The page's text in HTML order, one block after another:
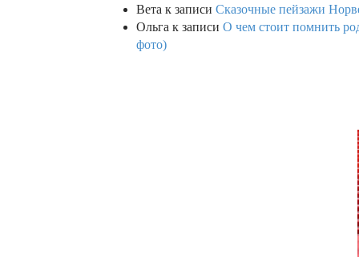
Вета к записи Сказочные пейзажи
Ольга к записи О чем стоит помнить
фото)